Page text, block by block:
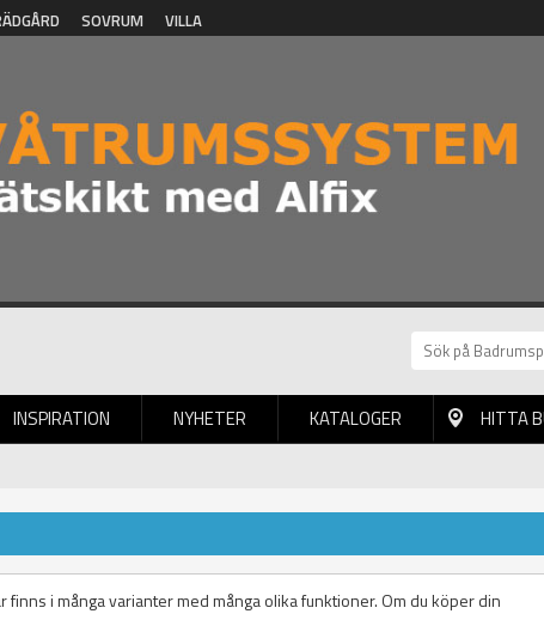
SOVRUM VILLA
INSPIRATION NYHETER KATALOGER HITTA
i många varianter med många olika funktioner. Om du köper din